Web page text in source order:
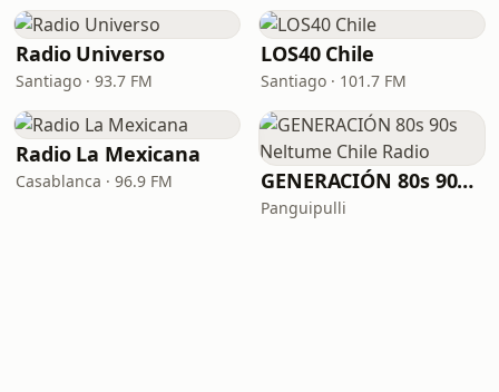
Radio Universo
Santiago · 93.7 FM
LOS40 Chile
Santiago · 101.7 FM
Radio La Mexicana
Casablanca · 96.9 FM GENERACIÓN 80s 90s Neltume Chile Radio
Panguipulli